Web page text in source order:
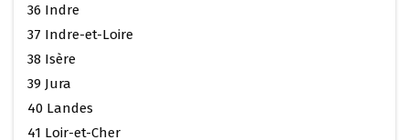
36 Indre
37 Indre-et-Loire
38 Isère
39 Jura
40 Landes
41 Loir-et-Cher